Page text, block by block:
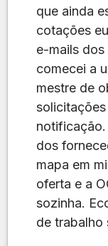
que ainda
cotações
e-mails
comecei a
mestre de
dos
mapa em
oferta e a
sozinha.
de trabalho